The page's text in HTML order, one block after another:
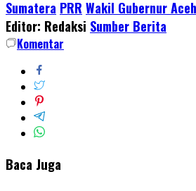
Sumatera PRR Wakil Gubernur
Editor: Redaksi Sumber Berita
Komentar
Baca Juga